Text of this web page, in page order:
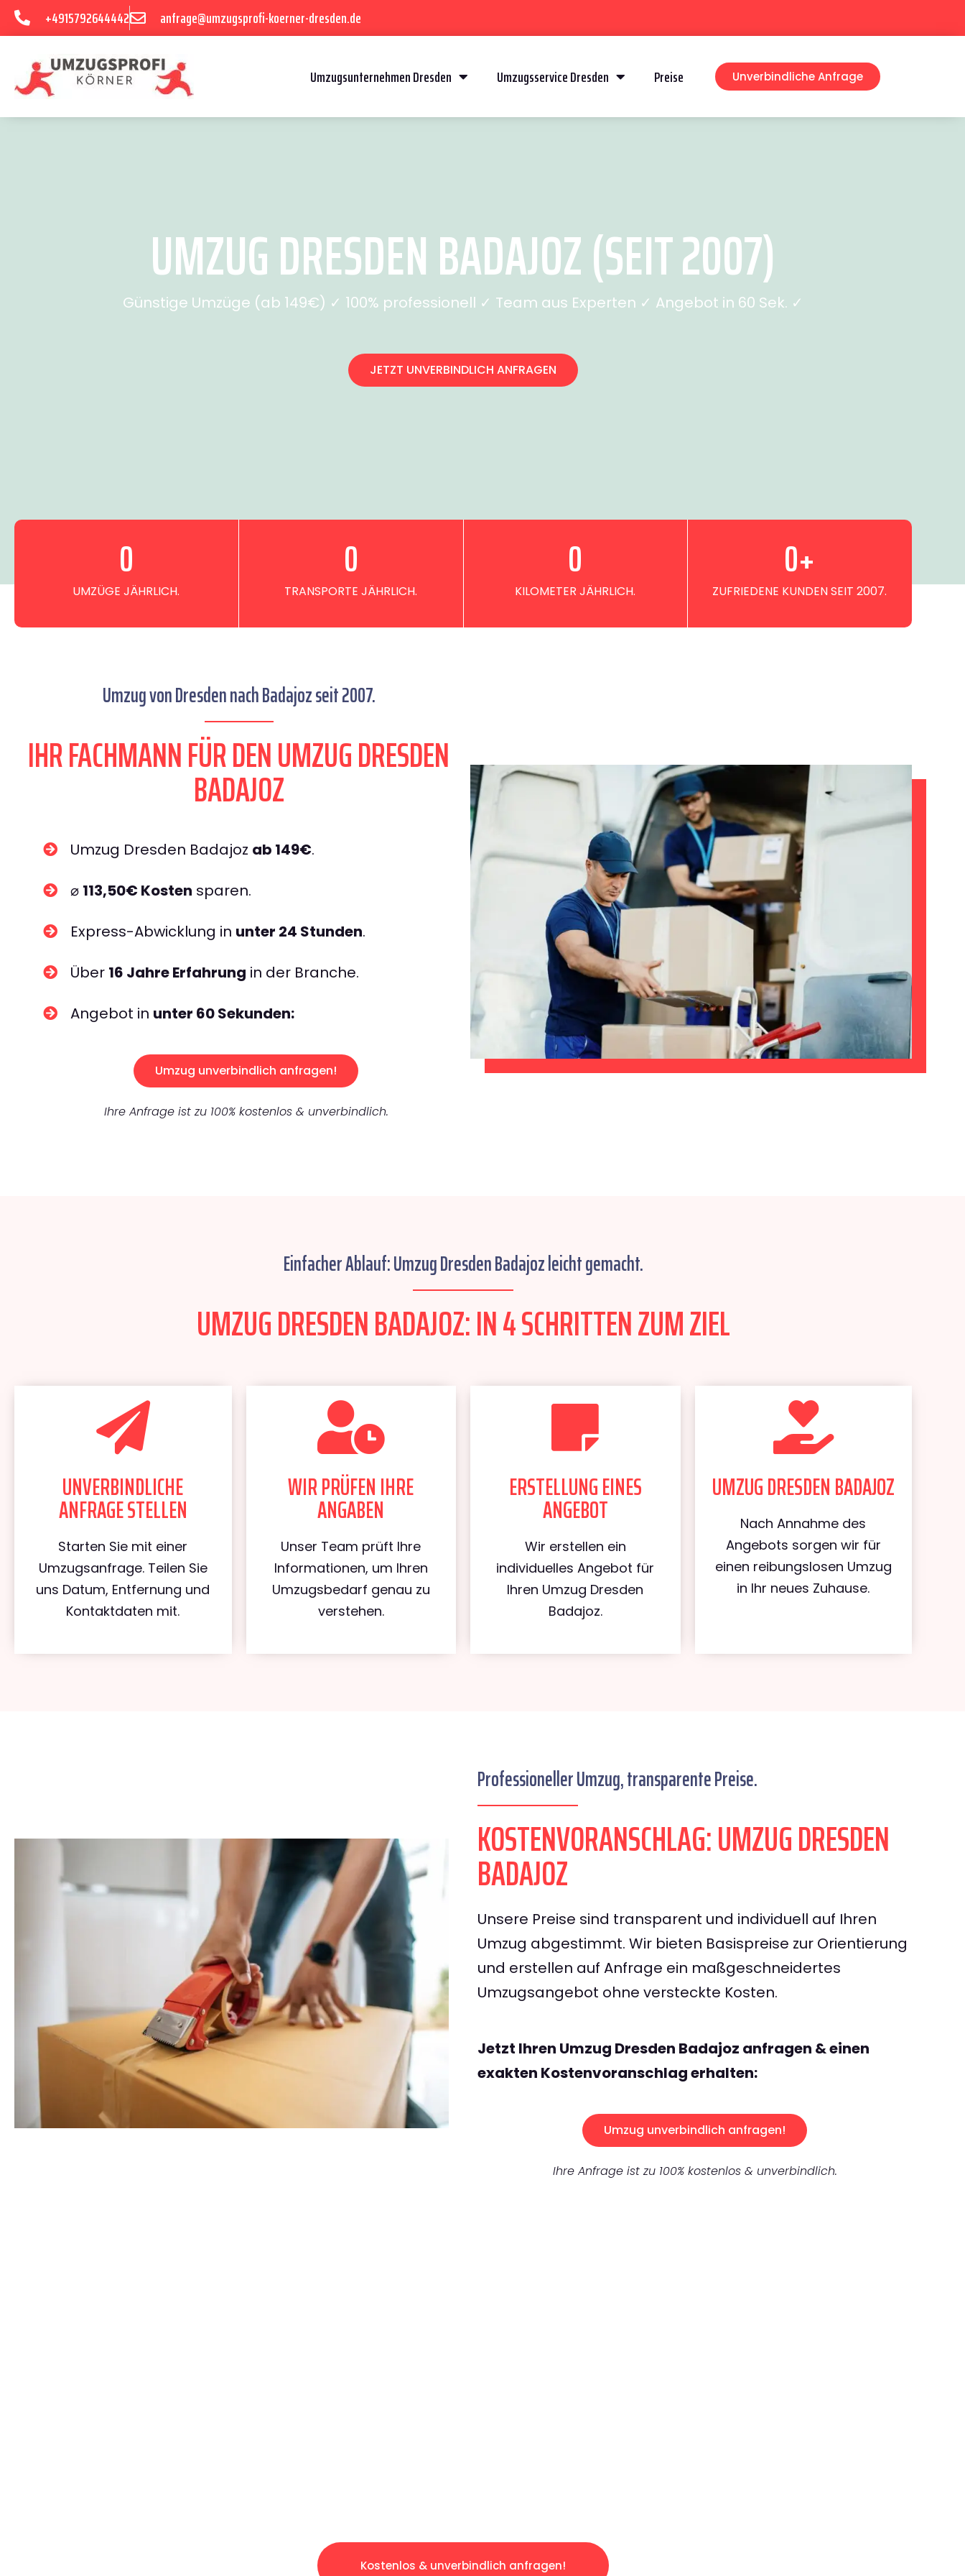
+4915792644442 anfrage@umzugsprofi-koerner-dresden.de
Umzugsunternehmen Dresden Umzugsservice Dresden Preise Unverbindliche Anfrage
UMZUG DRESDEN BADAJOZ (SEIT 2007)
Günstige Umzüge (ab 149€) ✓ 100% professionell ✓ Team aus Experten ✓ Angebot in 60 Sek. ✓
JETZT UNVERBINDLICH ANFRAGEN
UMZÜGE JÄHRLICH.
0
TRANSPORTE JÄHRLICH.
0
KILOMETER JÄHRLICH.
0
ZUFRIEDENE KUNDEN SEIT 2007.
0+
Umzug von Dresden nach Badajoz seit 2007.
IHR FACHMANN FÜR DEN UMZUG DRESDEN
BADAJOZ
Umzug Dresden Badajoz ab 149€.
⌀ 113,50€ Kosten sparen.
Express-Abwicklung in unter 24 Stunden.
Über 16 Jahre Erfahrung in der Branche.
Angebot in unter 60 Sekunden:
Umzug unverbindlich anfragen!
Ihre Anfrage ist zu 100% kostenlos & unverbindlich.
Einfacher Ablauf: Umzug Dresden Badajoz leicht gemacht.
UMZUG DRESDEN BADAJOZ: IN 4 SCHRITTEN ZUM ZIEL
UNVERBINDLICHE
ANFRAGE STELLEN
Starten Sie mit einer
Umzugsanfrage. Teilen Sie
uns Datum, Entfernung und
Kontaktdaten mit.
WIR PRÜFEN IHRE
ANGABEN
Unser Team prüft Ihre
Informationen, um Ihren
Umzugsbedarf genau zu
verstehen.
ERSTELLUNG EINES
ANGEBOT
Wir erstellen ein
individuelles Angebot für
Ihren Umzug Dresden
Badajoz.
UMZUG DRESDEN BADAJOZ
Nach Annahme des
Angebots sorgen wir für
einen reibungslosen Umzug
in Ihr neues Zuhause.
Professioneller Umzug, transparente Preise.
KOSTENVORANSCHLAG: UMZUG DRESDEN
BADAJOZ
Unsere Preise sind transparent und individuell auf Ihren
Umzug abgestimmt. Wir bieten Basispreise zur Orientierung
und erstellen auf Anfrage ein maßgeschneidertes
Umzugsangebot ohne versteckte Kosten.
Jetzt Ihren Umzug Dresden Badajoz anfragen & einen
exakten Kostenvoranschlag erhalten:
Umzug unverbindlich anfragen!
Ihre Anfrage ist zu 100% kostenlos & unverbindlich.
Kostenlos & unverbindlich anfragen!